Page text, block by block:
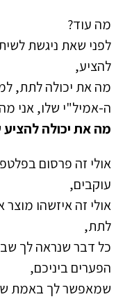
מה עוד?
לפני שאת ניגשת
להציע,
מה את יכולה לתת,
ה-אמיל"י שלו, אני
מה את יכולה להציע
אולי זה פרסום
עוקבים,
אולי זה איזשהו
לתת,
כל דבר שנראה לך
הפערים ביניכם,
שמאפשר לך באמת